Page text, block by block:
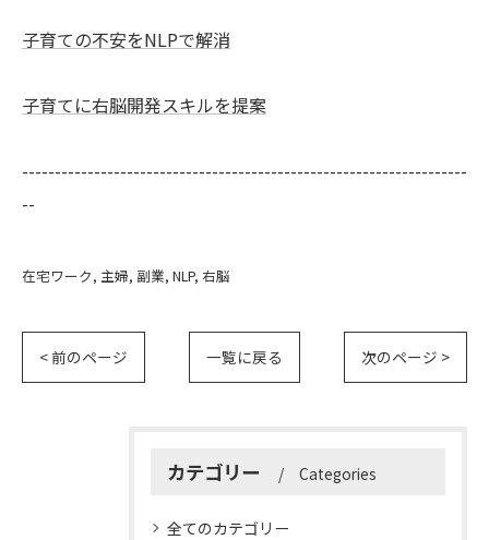
子育ての不安をNLPで解消
子育てに右脳開発スキルを提案
--------------------------------------------------------------------
--
在宅ワーク 主婦 副業 NLP 右脳
< 前のページ 一覧に戻る 次のページ >
カテゴリー Categories
全てのカテゴリー